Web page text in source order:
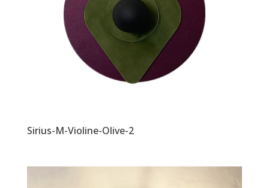
Sirius-M-Violine-Olive-2